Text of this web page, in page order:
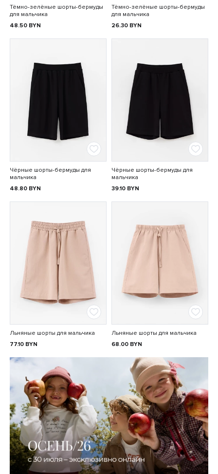
Тёмно-зелёные шорты-бермуды
для мальчика
48.50 BYN
Тёмно-зелёные шорты-бермуды
для мальчика
26.30 BYN
Чёрные шорты-бермуды для
мальчика
48.80 BYN
Чёрные шорты-бермуды для
мальчика
39.10 BYN
Льняные шорты для мальчика
77.10 BYN
Льняные шорты для мальчика
68.00 BYN